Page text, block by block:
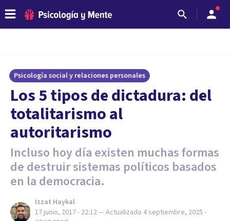
Psicología social y relaciones personales
Los 5 tipos de dictadura: del
totalitarismo al
autoritarismo
Incluso hoy día existen muchas formas
de destruir sistemas políticos basados
en la democracia.
Izzat Haykal
17 junio, 2017 - 22:12— Actualizado 4 septiembre, 2025 -